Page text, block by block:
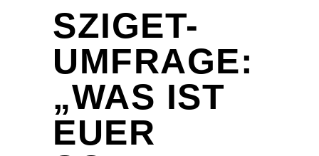
SZIGET-
UMFRAGE:
„WAS IST
EUER